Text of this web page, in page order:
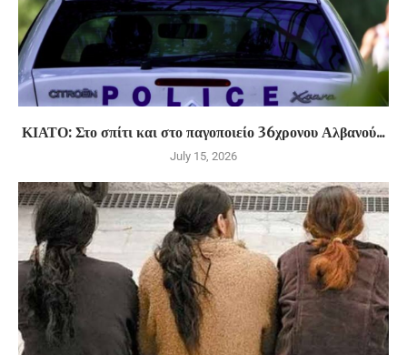
ΚΙΑΤΟ: Στο σπίτι και στο παγοποιείο 36χρονου Αλβανού...
July 15, 2026